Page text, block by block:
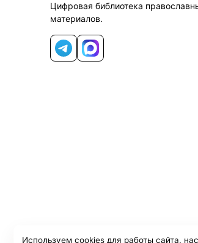
Цифровая библиотека
материалов.
Telegram
MAX
Используем cookies для работы сайта,